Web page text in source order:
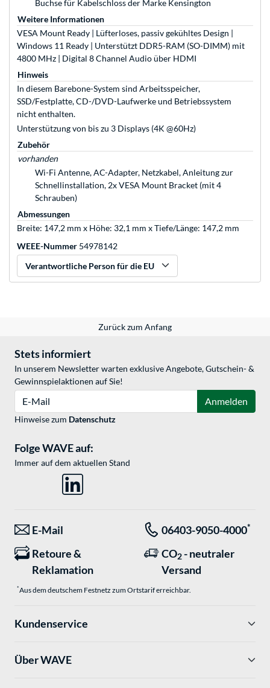
Buchse für Kabelschloss der Marke Kensington
Weitere Informationen
VESA Mount Ready | Lüfterloses, passiv gekühltes Design |
Windows 11 Ready | Unterstützt DDR5-RAM (SO-DIMM) mit
4800 MHz | Digital 8 Channel Audio über HDMI
Hinweis
In diesem Barebone-System sind Arbeitsspeicher,
SSD/Festplatte, CD-/DVD-Laufwerke und Betriebssystem
nicht enthalten.
Unterstützung von bis zu 3 Displays (4K @60Hz)
Zubehör
vorhanden
Wi-Fi Antenne, AC-Adapter, Netzkabel, Anleitung zur
Schnellinstallation, 2x VESA Mount Bracket (mit 4
Schrauben)
Abmessungen
Breite: 147,2 mm x Höhe: 32,1 mm x Tiefe/Länge: 147,2 mm
WEEE-Nummer 54978142
Verantwortliche Person für die EU
Zurück zum Anfang
Stets informiert
In unserem Newsletter warten exklusive Angebote, Gutschein- &
Gewinnspielaktionen auf Sie!
Anmelden
Hinweise zum Datenschutz
Folge WAVE auf:
Immer auf dem aktuellen Stand
E-Mail 06403-9050-4000*
Retoure &
Reklamation
CO2 - neutraler
Versand
*Aus dem deutschem Festnetz zum Ortstarif erreichbar.
Kundenservice
Über WAVE